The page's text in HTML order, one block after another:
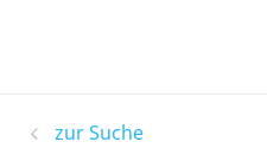
zur Suche